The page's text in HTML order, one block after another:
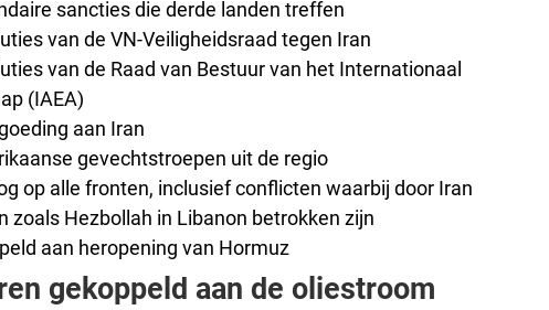
sancties die derde landen treffen
van de VN-Veiligheidsraad tegen Iran
van de Raad van Bestuur van het Internationaal
(IAEA)
aan Iran
gevechtstroepen uit de regio
op alle fronten, inclusief conflicten waarbij door Iran
zoals Hezbollah in Libanon betrokken zijn
aan heropening van Hormuz
gekoppeld aan de oliestroom